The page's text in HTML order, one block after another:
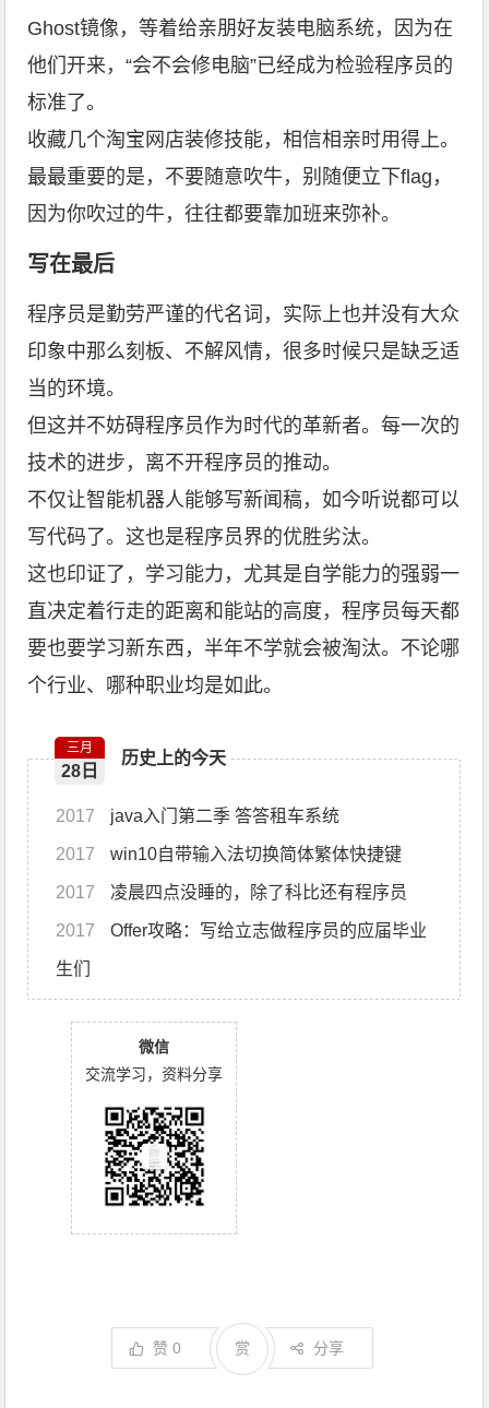
Ghost镜像，等着给亲朋好友装电脑系统，因为在
他们开来，“会不会修电脑”已经成为检验程序员的
标准了。
收藏几个淘宝网店装修技能，相信相亲时用得上。
最最重要的是，不要随意吹牛，别随便立下flag，
因为你吹过的牛，往往都要靠加班来弥补。
写在最后
程序员是勤劳严谨的代名词，实际上也并没有大众
印象中那么刻板、不解风情，很多时候只是缺乏适
当的环境。
但这并不妨碍程序员作为时代的革新者。每一次的
技术的进步，离不开程序员的推动。
不仅让智能机器人能够写新闻稿，如今听说都可以
写代码了。这也是程序员界的优胜劣汰。
这也印证了，学习能力，尤其是自学能力的强弱一
直决定着行走的距离和能站的高度，程序员每天都
要也要学习新东西，半年不学就会被淘汰。不论哪
个行业、哪种职业均是如此。
历史上的今天
三月
28日
2017 java入门第二季 答答租车系统
2017 win10自带输入法切换简体繁体快捷键
2017 凌晨四点没睡的，除了科比还有程序员
2017 Offer攻略：写给立志做程序员的应届毕业
生们
微信
交流学习，资料分享
赞0 分享
赏